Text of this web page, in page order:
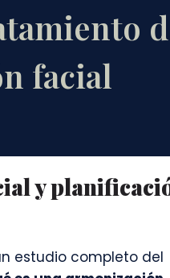
facial
y
estudio completo del